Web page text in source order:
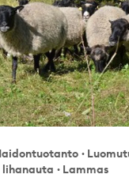
·
lihanauta · Lammas